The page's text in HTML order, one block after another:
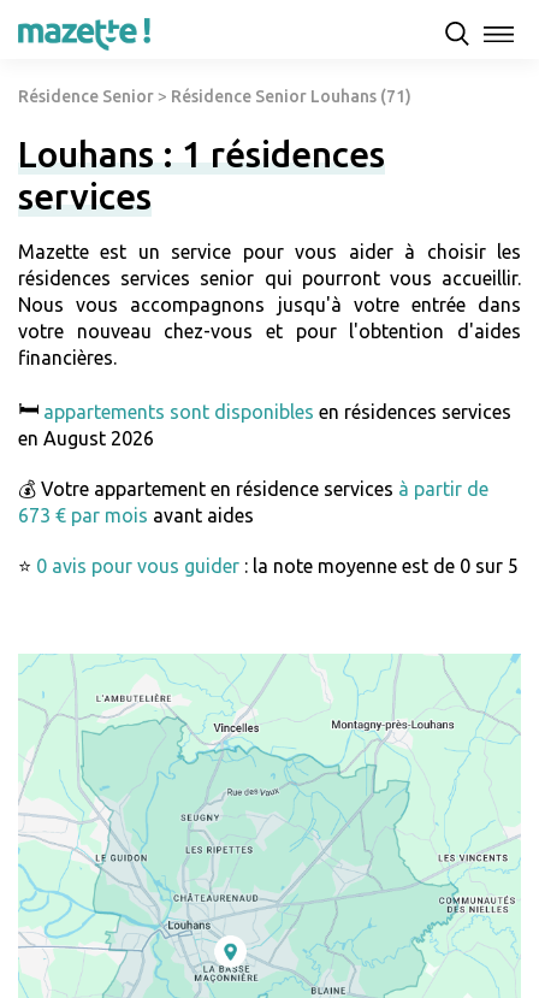
Résidence Senior > Résidence Senior Louhans (71)
Louhans : 1 résidences
services
Mazette est un service pour vous aider à choisir les
résidences services senior qui pourront vous accueillir.
Nous vous accompagnons jusqu'à votre entrée dans
votre nouveau chez-vous et pour l'obtention d'aides
financières.
🛏️ appartements sont disponibles en résidences services
en August 2026
💰 Votre appartement en résidence services à partir de
673 € par mois avant aides
⭐ 0 avis pour vous guider : la note moyenne est de 0 sur 5